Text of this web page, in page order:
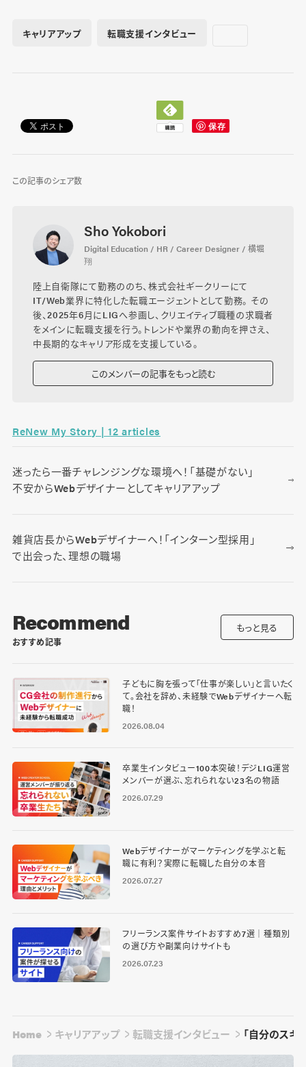
キャリアアップ 転職支援インタビュー
この記事のシェア数
Sho Yokobori
Digital Education / HR / Career Designer / 横堀
翔
陸上自衛隊にて勤務ののち、株式会社ギークリーにて
IT/Web業界に特化した転職エージェントとして勤務。 その
後、2025年6月にLIGへ参画し、クリエイティブ職種の求職者
をメインに転職支援を行う。トレンドや業界の動向を押さえ、
中長期的なキャリア形成を支援している。
このメンバーの記事をもっと読む
ReNew My Story | 12 articles
迷ったら一番チャレンジングな環境へ！「基礎がない」
不安からWebデザイナーとしてキャリアアップ
雑貨店長からWebデザイナーへ！「インターン型採用」
で出会った、理想の職場
Recommend
おすすめ記事
もっと見る
子どもに胸を張って「仕事が楽しい」と言いたく
て。会社を辞め、未経験でWebデザイナーへ転
職！
2026.08.04
卒業生インタビュー100本突破！デジLIG運営
メンバーが選ぶ、忘れられない23名の物語
2026.07.29
Webデザイナーがマーケティングを学ぶと転
職に有利？実際に転職した自分の本音
2026.07.27
フリーランス案件サイトおすすめ7選｜種類別
の選び方や副業向けサイトも
2026.07.23
Home キャリアアップ 転職支援インタビュー 「自分のスキ